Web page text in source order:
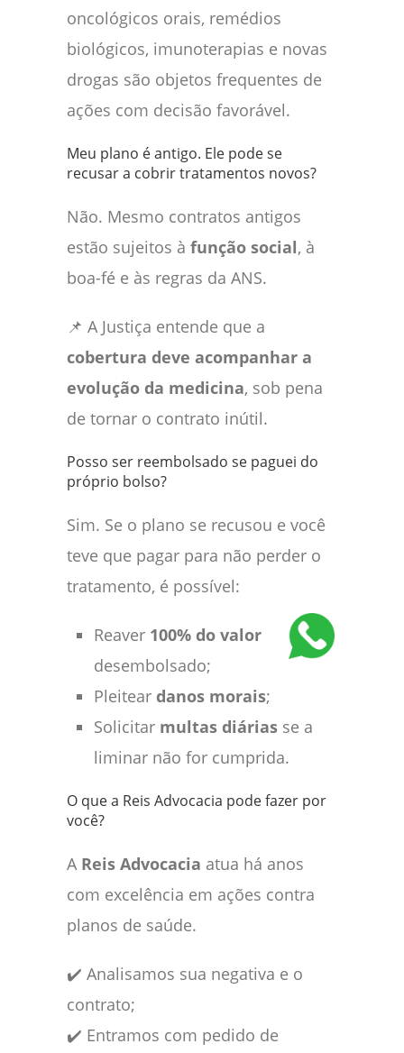
oncológicos orais, remédios
biológicos, imunoterapias e novas
drogas são objetos frequentes de
ações com decisão favorável.
Meu plano é antigo. Ele pode se
recusar a cobrir tratamentos novos?
Não. Mesmo contratos antigos
estão sujeitos à função social, à
boa-fé e às regras da ANS.
📌 A Justiça entende que a
cobertura deve acompanhar a
evolução da medicina, sob pena
de tornar o contrato inútil.
Posso ser reembolsado se paguei do
próprio bolso?
Sim. Se o plano se recusou e você
teve que pagar para não perder o
tratamento, é possível:
Reaver 100% do valor
desembolsado;
Pleitear danos morais;
Solicitar multas diárias se a
liminar não for cumprida.
O que a Reis Advocacia pode fazer por
você?
A Reis Advocacia atua há anos
com excelência em ações contra
planos de saúde.
✔️ Analisamos sua negativa e o
contrato;
✔️ Entramos com pedido de